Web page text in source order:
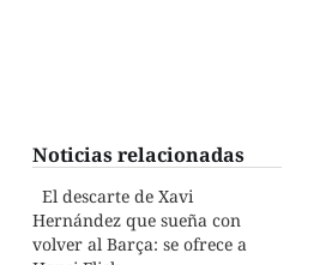
Noticias relacionadas
El descarte de Xavi
Hernández que sueña con
volver al Barça: se ofrece a